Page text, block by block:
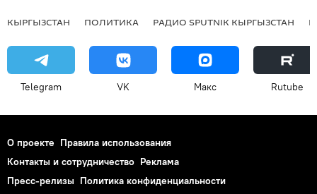
КЫРГЫЗСТАН ПОЛИТИКА РАДИО SPUTNIK КЫРГЫЗСТАН
Telegram VK Макс Rutube
О проекте Правила использования
Контакты и сотрудничество Реклама
Пресс-релизы Политика конфиденциальности